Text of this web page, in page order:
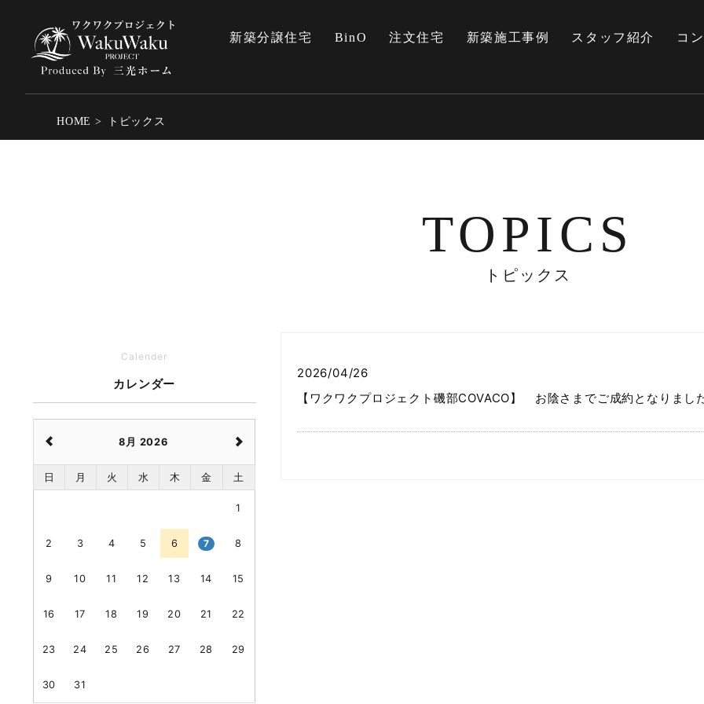
新築分譲住宅 BinO 注文住宅 新築施工事例 スタッフ紹介 コ
トピックス
TOPICS
HOME トピックス
2026/04/26
【ワクワクプロジェクト磯部COVACO】 お陰さまでご成約となりまし
Calender
カレンダー
8月 2026
日 月 火 水 木 金 土
1
2 3 4 5 6 7 8
9 10 11 12 13 14 15
16 17 18 19 20 21 22
23 24 25 26 27 28 29
30 31